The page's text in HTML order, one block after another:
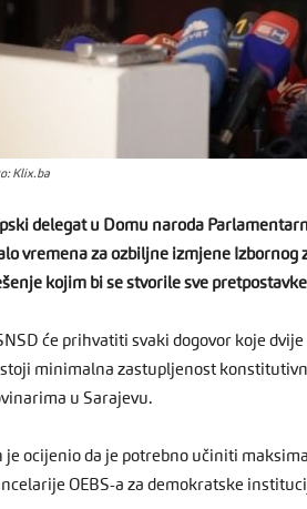
Klix.ba
delegat u Domu naroda
vremena za ozbiljne izmjene Izbornog
kojim bi se stvorile sve
će prihvatiti svaki dogovor koje
minimalna zastupljenost
u Sarajevu.
je ocijenio da je potrebno učiniti
OEBS-a za demokratske